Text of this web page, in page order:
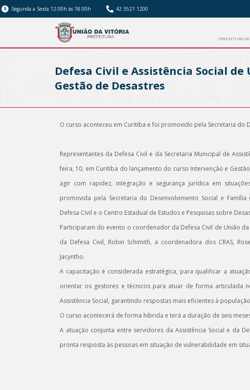
Segunda a Sexta 12:00h às 18:00h 42 3521 1200
PREFEITURA
Defesa Civil e Assistência Social
Gestão de Desastres
O curso aconteceu em Curitiba e foi promovido pela Secretaria do
Representantes da Defesa Civil e da Secretaria Municipal de
feira, 10, em Curitiba do lançamento do curso Intervenção e
agir com rapidez, integração e segurança jurídica em
promovida pela Secretaria do Desenvolvimento Social e
Defesa Civil e o Centro Estadual de Estudos e Pesquisas sobre
Participaram do evento o coordenador da Defesa Civil de União
da Defesa Civil, Robin Schimith, a coordenadora dos CRAS,
Jacyntho.
A capacitação é considerada estratégica, para qualificar a
orientar os gestores e técnicos para atuar de forma articulada
Assistência Social, garantindo respostas mais eficientes à
O curso acontecerá de forma hibrida e terá a duração de seis
A atuação conjunta entre servidores da Assistência Social e da
pronta resposta às pessoas em situação de vulnerabilidade em